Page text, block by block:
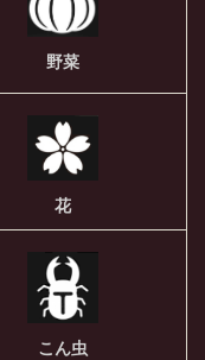
野菜
花
こん虫